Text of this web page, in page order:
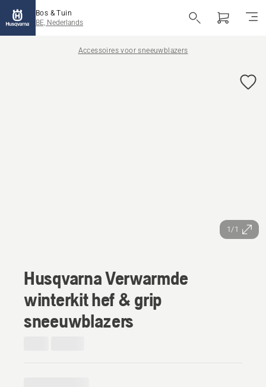
Bos & Tuin
BE, Nederlands
Accessoires voor sneeuwblazers
1/1
Husqvarna Verwarmde
winterkit hef & grip
sneeuwblazers